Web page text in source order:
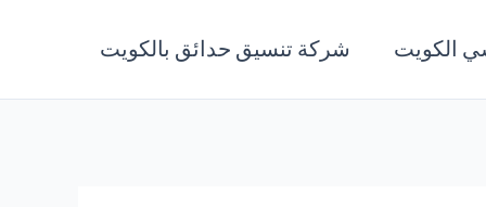
الكويت شركة تنسيق حدائق بالكويت